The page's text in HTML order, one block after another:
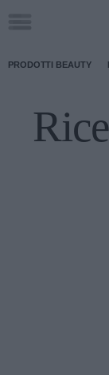
PRODOTTI BEAUTY